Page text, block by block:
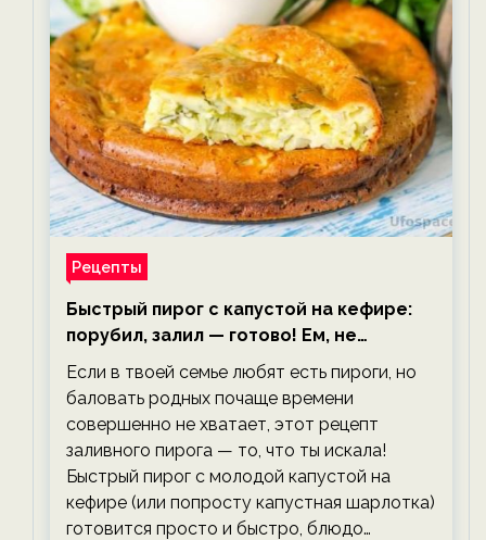
Рецепты
Быстрый пирог с капустой на кефире:
порубил, залил — готово! Ем, не
тревожась о фигуре!
Если в твоей семье любят есть пироги, но
баловать родных почаще времени
совершенно не хватает, этот рецепт
заливного пирога — то, что ты искала!
Быстрый пирог с молодой капустой на
кефире (или попросту капустная шарлотка)
готовится просто и быстро, блюдо…